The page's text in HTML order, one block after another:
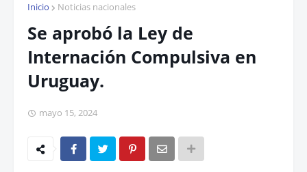
Inicio Noticias nacionales
Se aprobó la Ley de
Internación Compulsiva en
Uruguay.
mayo 15, 2024